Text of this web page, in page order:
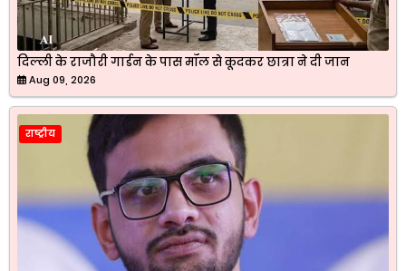
दिल्ली के राजौरी गार्डन के पास मॉल से कूदकर छात्रा ने दी जान
Aug 09, 2026
राष्ट्रीय